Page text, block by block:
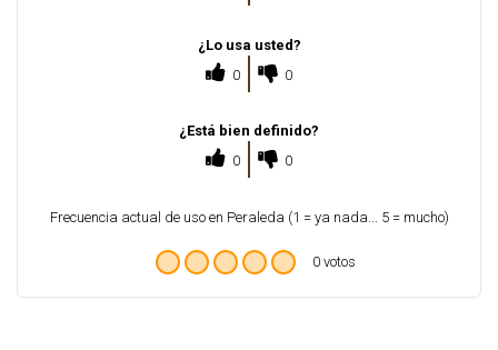
¿Lo usa usted?
0
0
¿Está bien definido?
0
0
Frecuencia actual de uso en Peraleda (1 = ya nada... 5 = mucho)
0 votos